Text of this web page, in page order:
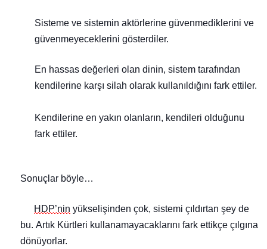
Sisteme ve sistemin aktörlerine güvenmediklerini ve
güvenmeyeceklerini gösterdiler.
En hassas değerleri olan dinin, sistem tarafından
kendilerine karşı silah olarak kullanıldığını fark ettiler.
Kendilerine en yakın olanların, kendileri olduğunu
fark ettiler.
Sonuçlar böyle…
HDP’nin yükselişinden çok, sistemi çıldırtan şey de
bu. Artık Kürtleri kullanamayacaklarını fark ettikçe çılgına
dönüyorlar.